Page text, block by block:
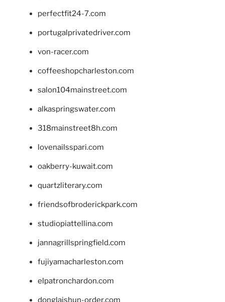
perfectfit24-7.com
portugalprivatedriver.com
von-racer.com
coffeeshopcharleston.com
salon104mainstreet.com
alkaspringswater.com
318mainstreet8h.com
lovenailsspari.com
oakberry-kuwait.com
quartzliterary.com
friendsofbroderickpark.com
studiopiattellina.com
jannagrillspringfield.com
fujiyamacharleston.com
elpatronchardon.com
donglaishun-order.com